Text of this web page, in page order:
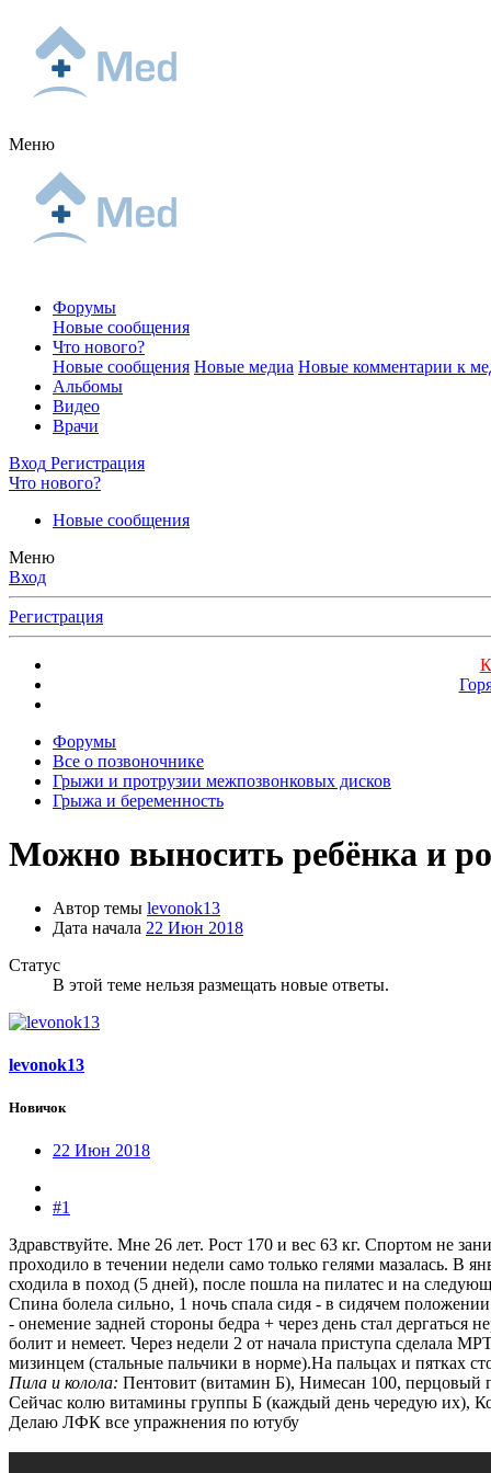
Меню
Форумы
Новые сообщения
Что нового?
Новые сообщения Новые медиа Новые комментарии к
Альбомы
Видео
Врачи
Вход Регистрация
Что нового?
Новые сообщения
Меню
Вход
Регистрация
Форумы
Все о позвоночнике
Грыжи и протрузии межпозвонковых дисков
Грыжа и беременность
Можно выносить ребёнка и
Автор темы levonok13
Дата начала 22 Июн 2018
Статус
В этой теме нельзя размещать новые ответы.
levonok13
Новичок
22 Июн 2018
#1
Здравствуйте. Мне 26 лет. Рост 170 и вес 63 кг. Спортом не
проходило в течении недели само только гелями мазалась. В
сходила в поход (5 дней), после пошла на пилатес и на
Спина болела сильно, 1 ночь спала сидя - в сидячем
- онемение задней стороны бедра + через день стал
болит и немеет. Через недели 2 от начала приступа сделала
мизинцем (стальные пальчики в норме).На пальцах и пятках
Пила и колола: Пентовит (витамин Б), Нимесан 100, перцовый
Сейчас колю витамины группы Б (каждый день чередую их),
Делаю ЛФК все упражнения по ютубу